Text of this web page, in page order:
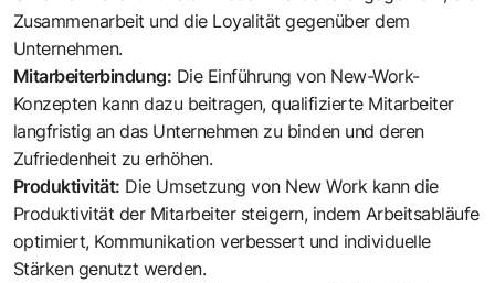
Zusammenarbeit und die Loyalität gegenüber dem
Unternehmen.
Mitarbeiterbindung: Die Einführung von New-Work-
Konzepten kann dazu beitragen, qualifizierte Mitarbeiter
langfristig an das Unternehmen zu binden und deren
Zufriedenheit zu erhöhen.
Produktivität: Die Umsetzung von New Work kann die
Produktivität der Mitarbeiter steigern, indem Arbeitsabläufe
optimiert, Kommunikation verbessert und individuelle
Stärken genutzt werden.